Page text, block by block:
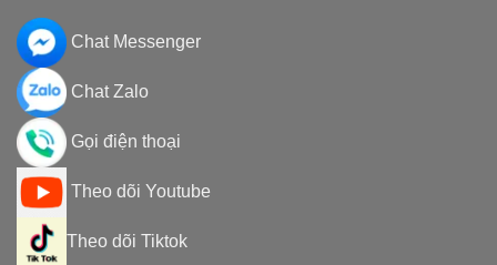
Chat Messenger
Chat Zalo
Gọi điện thoại
Theo dõi Youtube
Theo dõi Tiktok